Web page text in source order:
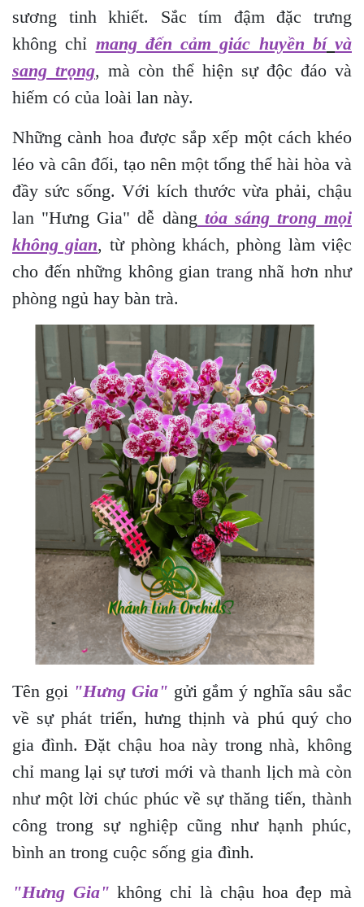
sương tinh khiết. Sắc tím đậm đặc trưng
không chỉ mang đến cảm giác huyền bí và
sang trọng, mà còn thể hiện sự độc đáo và
hiếm có của loài lan này.
Những cành hoa được sắp xếp một cách khéo
léo và cân đối, tạo nên một tổng thể hài hòa và
đầy sức sống. Với kích thước vừa phải, chậu
lan "Hưng Gia" dễ dàng tỏa sáng trong mọi
không gian, từ phòng khách, phòng làm việc
cho đến những không gian trang nhã hơn như
phòng ngủ hay bàn trà.
Tên gọi "Hưng Gia" gửi gắm ý nghĩa sâu sắc
về sự phát triển, hưng thịnh và phú quý cho
gia đình. Đặt chậu hoa này trong nhà, không
chỉ mang lại sự tươi mới và thanh lịch mà còn
như một lời chúc phúc về sự thăng tiến, thành
công trong sự nghiệp cũng như hạnh phúc,
bình an trong cuộc sống gia đình.
"Hưng Gia"không chỉ là chậu hoa đẹp mà